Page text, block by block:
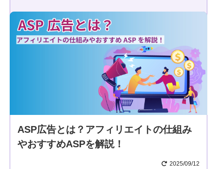
ASP広告とは？アフィリエイトの仕組み
やおすすめASPを解説！
2025/09/12